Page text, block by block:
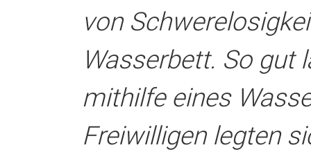
von
Wasserbett. So gut
mithilfe eines
Freiwilligen legten